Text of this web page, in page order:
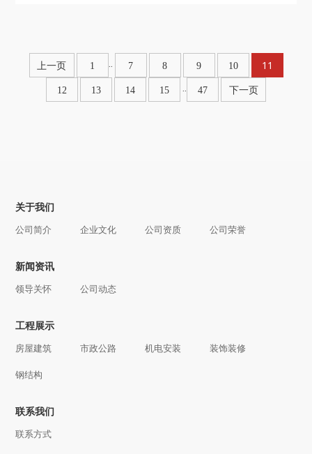
上一页 1 .. 7 8 9 10 11
12 13 14 15 .. 47 下一页
关于我们
公司简介 企业文化 公司资质 公司荣誉
新闻资讯
领导关怀 公司动态
工程展示
房屋建筑 市政公路 机电安装 装饰装修
钢结构
联系我们
联系方式